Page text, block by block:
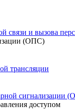
связи и вызова
(ОПС)
трансляции
сигнализации
доступом